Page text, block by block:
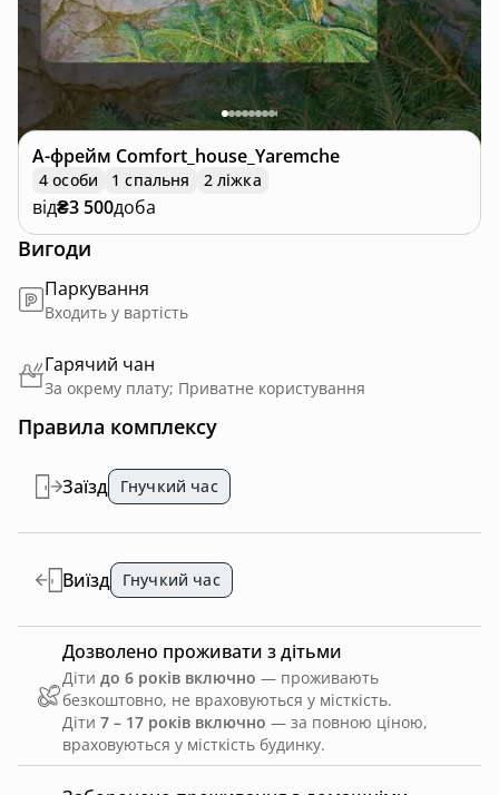
А-фрейм Comfort_house_Yaremche
4 особи 1 спальня 2 ліжка
від₴3 500доба
Вигоди
Паркування
Входить у вартість
Гарячий чан
За окрему плату; Приватне користування
Правила комплексу
Заїзд Гнучкий час
Виїзд Гнучкий час
Дозволено проживати з дітьми
Діти до 6 років включно — проживають
безкоштовно, не враховуються у місткість.
Діти 7 – 17 років включно — за повною ціною,
враховуються у місткість будинку.